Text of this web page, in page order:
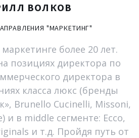
ВОЛКОВ
"МАРКЕТИНГ"
более 20 лет.
позициях директора по
директора в
класса люкс (бренды
Brunello Cucinelli, Missoni,
и в middle сегменте: Ecco,
и т.д. Пройдя путь от